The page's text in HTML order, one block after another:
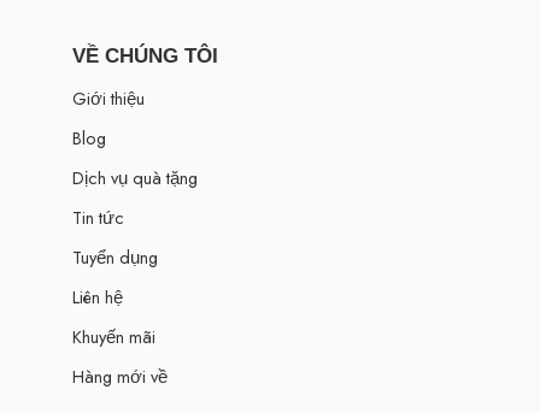
VỀ CHÚNG TÔI
Giới thiệu
Blog
Dịch vụ quà tặng
Tin tức
Tuyển dụng
Liên hệ
Khuyến mãi
Hàng mới về